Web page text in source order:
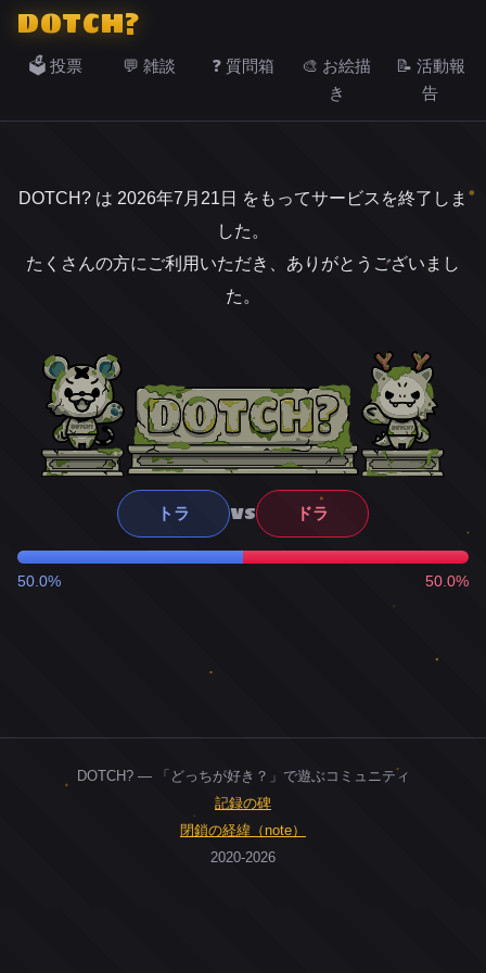
DOTCH?
🗳️ 投票 💬 雑談 ❓ 質問箱
🎨 お絵描
き
📝 活動報
告
DOTCH? は 2026年7月21日 をもってサービスを終了しま
した。
たくさんの方にご利用いただき、ありがとうございまし
た。
トラ VS ドラ
50.0% 50.0%
DOTCH? — 「どっちが好き？」で遊ぶコミュニティ
記録の碑
閉鎖の経緯（note）
2020-2026